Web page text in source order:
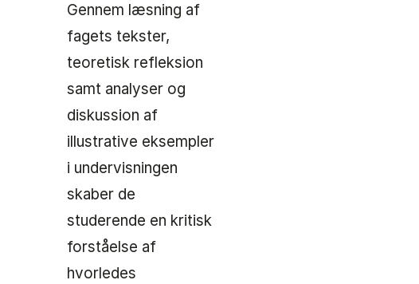
Gennem læsning af
fagets tekster,
teoretisk refleksion
samt analyser og
diskussion af
illustrative eksempler
i undervisningen
skaber de
studerende en kritisk
forståelse af
hvorledes